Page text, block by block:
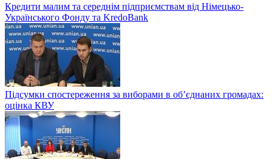
Кредити малим та середнім підприємствам від Німецько-
Українського Фонду та KredoBank
Підсумки спостереження за виборами в об’єднаних громадах:
оцінка КВУ